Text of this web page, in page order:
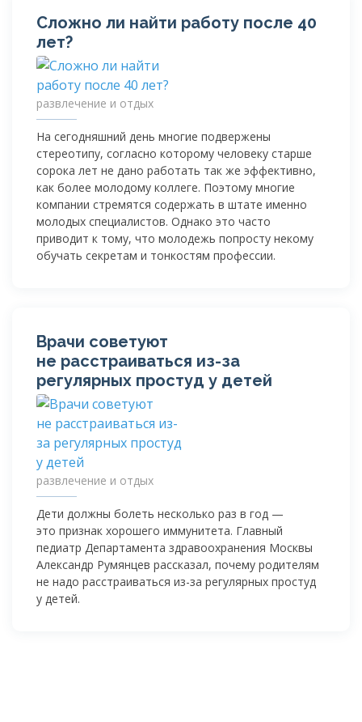
Сложно ли найти работу после 40
лет?
развлечение и отдых
На сегодняшний день многие подвержены
стереотипу, согласно которому человеку старше
сорока лет не дано работать так же эффективно,
как более молодому коллеге. Поэтому многие
компании стремятся содержать в штате именно
молодых специалистов. Однако это часто
приводит к тому, что молодежь попросту некому
обучать секретам и тонкостям профессии.
Врачи советуют
не расстраиваться из-за
регулярных простуд у детей
развлечение и отдых
Дети должны болеть несколько раз в год —
это признак хорошего иммунитета. Главный
педиатр Департамента здравоохранения Москвы
Александр Румянцев рассказал, почему родителям
не надо расстраиваться из-за регулярных простуд
у детей.